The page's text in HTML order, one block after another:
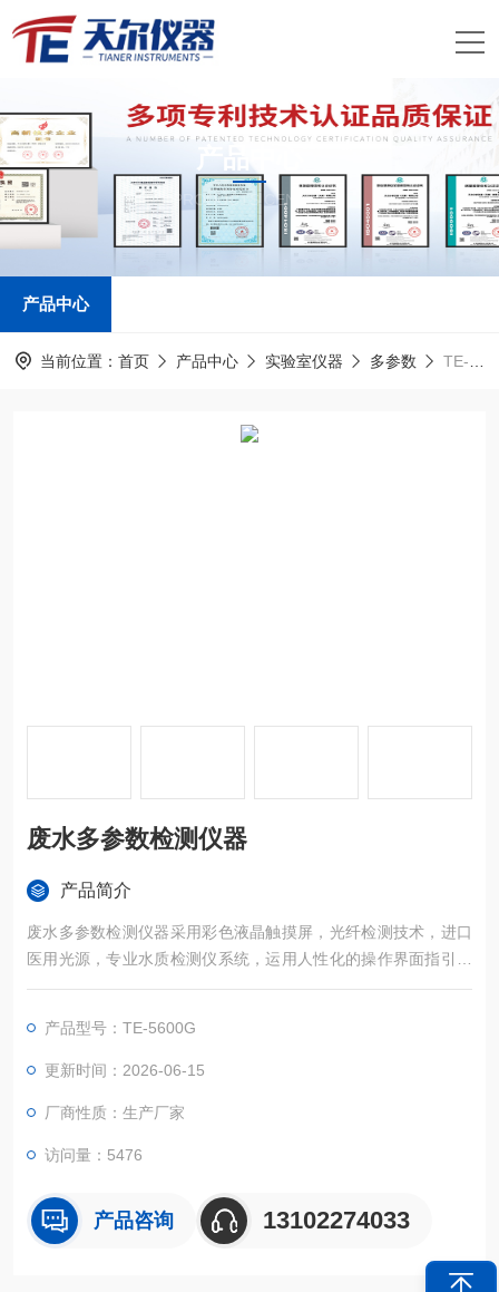
产品中心
PRODUCTS CENTER
产品中心
当前位置： 首页 产品中心 实验室仪器 多参数 TE-5600G废水多参数检测仪器
废水多参数检测仪器
产品简介
废水多参数检测仪器采用彩色液晶触摸屏，光纤检测技术，进口
医用光源，专业水质检测仪系统，运用人性化的操作界面指引设
计,用户可根据文字语音提示操作仪器.仪器性能稳定、测量准确、
产品型号：TE-5600G
更新时间：2026-06-15
厂商性质：生产厂家
访问量：5476
产品咨询 13102274033